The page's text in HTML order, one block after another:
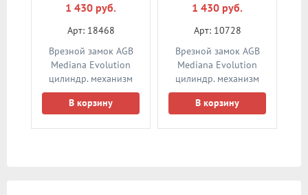
1 430 руб.
Арт: 18468
Врезной замок AGB
Mediana Evolution
цилиндр. механизм
(сатин хром) без
ответной планки
В корзину
1 430 руб.
Арт: 10728
Врезной замок AGB
Mediana Evolution
цилиндр. механизм
(состаренная бронза)
без ответной планки
В корзину